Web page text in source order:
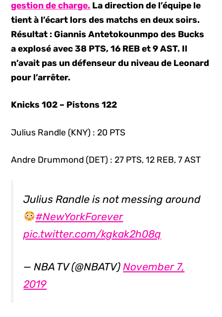
gestion de charge. La direction de l’équipe le
tient à l’écart lors des matchs en deux soirs.
Résultat : Giannis Antetokounmpo des Bucks
a explosé avec 38 PTS, 16 REB et 9 AST. Il
n’avait pas un défenseur du niveau de Leonard
pour l’arrêter.
Knicks 102 – Pistons 122
Julius Randle (KNY) : 20 PTS
Andre Drummond (DET) : 27 PTS, 12 REB, 7 AST
Julius Randle is not messing around
#NewYorkForever
pic.twitter.com/kgkak2h08q
— NBA TV (@NBATV)November 7,
2019